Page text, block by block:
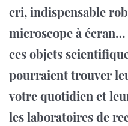
cri, indispensable
microscope à
ces objets
pourraient trouver
votre quotidien et
les laboratoires de